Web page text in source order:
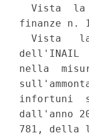
Vista  la
finanze n.
Vista
dell'INAIL
nella
infortuni
dall'anno
781, della